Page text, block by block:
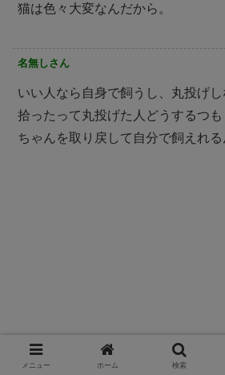
猫は色々大変なんだから。
名無しさん
いい人なら自身で飼うし、丸投げし
拾ったって丸投げた人どうするつ
ちゃんを取り戻して自分で飼えれる
メニュー ホーム 検索